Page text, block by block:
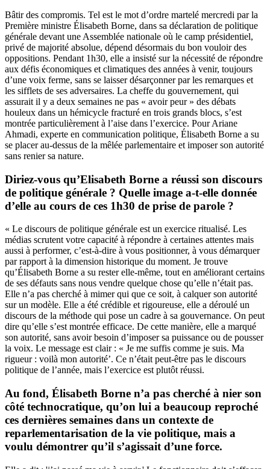
Bâtir des compromis. Tel est le mot d’ordre martelé mercredi par la
Première ministre Élisabeth Borne, dans sa déclaration de politique
générale devant une Assemblée nationale où le camp présidentiel,
privé de majorité absolue, dépend désormais du bon vouloir des
oppositions. Pendant 1h30, elle a insisté sur la nécessité de répondre
aux défis économiques et climatiques des années à venir, toujours
d’une voix ferme, sans se laisser désarçonner par les remarques et
les sifflets de ses adversaires. La cheffe du gouvernement, qui
assurait il y a deux semaines ne pas « avoir peur » des débats
houleux dans un hémicycle fracturé en trois grands blocs, s’est
montrée particulièrement à l’aise dans l’exercice. Pour Ariane
Ahmadi, experte en communication politique, Élisabeth Borne a su
se placer au-dessus de la mêlée parlementaire et imposer son autorité
sans renier sa nature.
Diriez-vous qu’Elisabeth Borne a réussi son discours
de politique générale ? Quelle image a-t-elle donnée
d’elle au cours de ces 1h30 de prise de parole ?
« Le discours de politique générale est un exercice ritualisé. Les
médias scrutent votre capacité à répondre à certaines attentes mais
aussi à performer, c’est-à-dire à vous positionner, à vous démarquer
par rapport à la dimension historique du moment. Je trouve
qu’Élisabeth Borne a su rester elle-même, tout en améliorant certains
de ses défauts sans nous vendre quelque chose qu’elle n’était pas.
Elle n’a pas cherché à mimer qui que ce soit, à calquer son autorité
sur un modèle. Elle a été crédible et rigoureuse, elle a déroulé un
discours de la méthode qui pose un cadre à sa gouvernance. On peut
dire qu’elle s’est montrée efficace. De cette manière, elle a marqué
son autorité, sans avoir besoin d’imposer sa puissance ou de pousser
la voix. Le message est clair : « Je me suffis comme je suis. Ma
rigueur : voilà mon autorité’. Ce n’était peut-être pas le discours
politique de l’année, mais l’exercice est plutôt réussi.
Au fond, Élisabeth Borne n’a pas cherché à nier son
côté technocratique, qu’on lui a beaucoup reproché
ces dernières semaines dans un contexte de
reparlementarisation de la vie politique, mais a
voulu démontrer qu’il s’agissait d’une force.